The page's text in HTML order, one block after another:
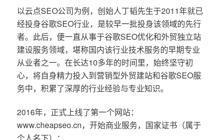
以云点SEO公司为例，创始人丁韬先生于2011年就已
经投身谷歌SEO行业，是较早一批投身该领域的先行
者。此后，便一直从事于谷歌SEO优化和外贸独立站
建设服务领域，堪称国内该行业技术服务的早期专业
从业者之一。在长达10多年的时间里，始终坚守初
心，将自身精力投入到营销型外贸建站和谷歌SEO服
务中，积累了深厚的行业经验与专业知识。
2016年，正式上线了第一个网站：
www.cheapseo.cn，开始商业服务，国家证书（属于